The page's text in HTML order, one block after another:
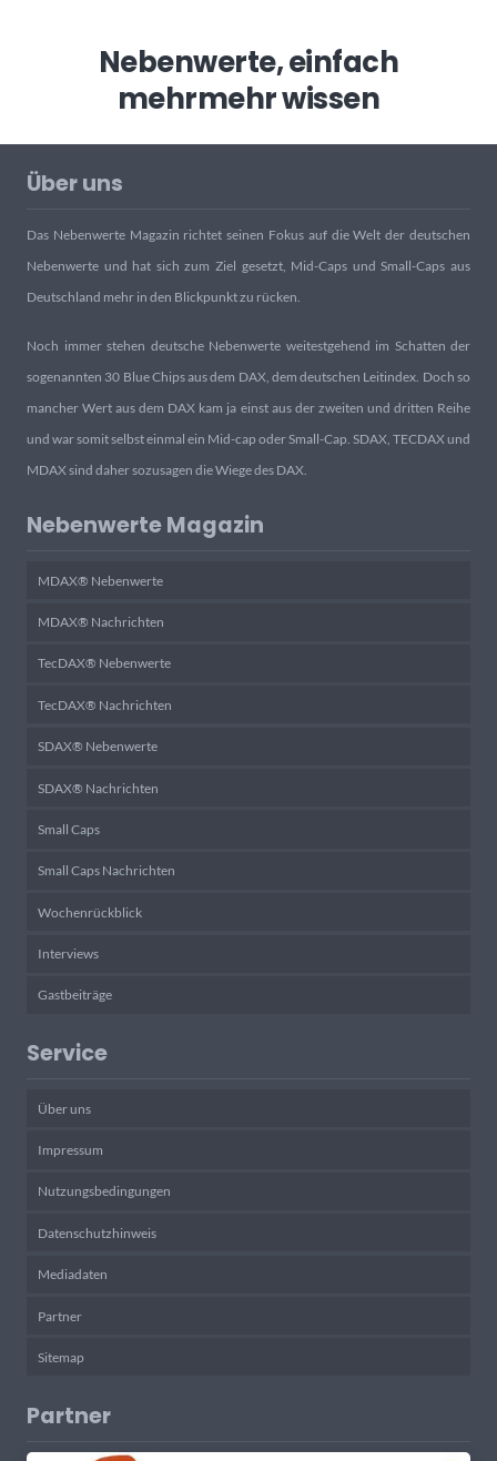
Nebenwerte, einfach
mehrmehr wissen
Über uns
Das Nebenwerte Magazin richtet seinen Fokus auf die Welt der deutschen
Nebenwerte und hat sich zum Ziel gesetzt, Mid-Caps und Small-Caps aus
Deutschland mehr in den Blickpunkt zu rücken.
Noch immer stehen deutsche Nebenwerte weitestgehend im Schatten der
sogenannten 30 Blue Chips aus dem DAX, dem deutschen Leitindex. Doch so
mancher Wert aus dem DAX kam ja einst aus der zweiten und dritten Reihe
und war somit selbst einmal ein Mid-cap oder Small-Cap. SDAX, TECDAX und
MDAX sind daher sozusagen die Wiege des DAX.
Nebenwerte Magazin
MDAX® Nebenwerte
MDAX® Nachrichten
TecDAX® Nebenwerte
TecDAX® Nachrichten
SDAX® Nebenwerte
SDAX® Nachrichten
Small Caps
Small Caps Nachrichten
Wochenrückblick
Interviews
Gastbeiträge
Service
Über uns
Impressum
Nutzungsbedingungen
Datenschutzhinweis
Mediadaten
Partner
Sitemap
Partner